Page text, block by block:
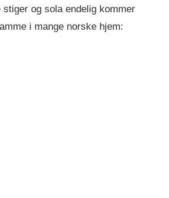
stiger og sola endelig kommer
i mange norske hjem: